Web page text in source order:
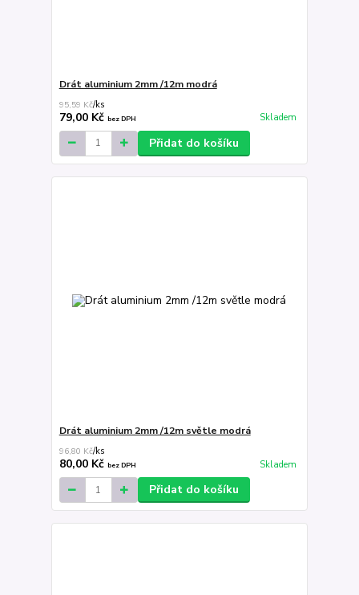
Drát aluminium 2mm /12m modrá
95,59 Kč/ks
79,00 Kč bez DPH Skladem
Přidat do košíku
Drát aluminium 2mm /12m světle modrá
96,80 Kč/ks
80,00 Kč bez DPH Skladem
Přidat do košíku